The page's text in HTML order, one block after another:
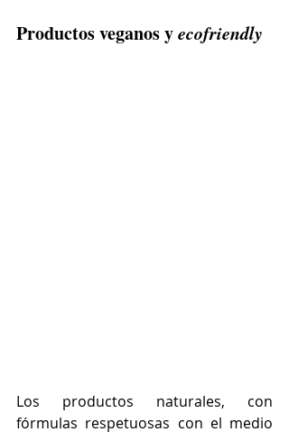
Productos veganos y ecofriendly
Los productos naturales, con
fórmulas respetuosas con el medio